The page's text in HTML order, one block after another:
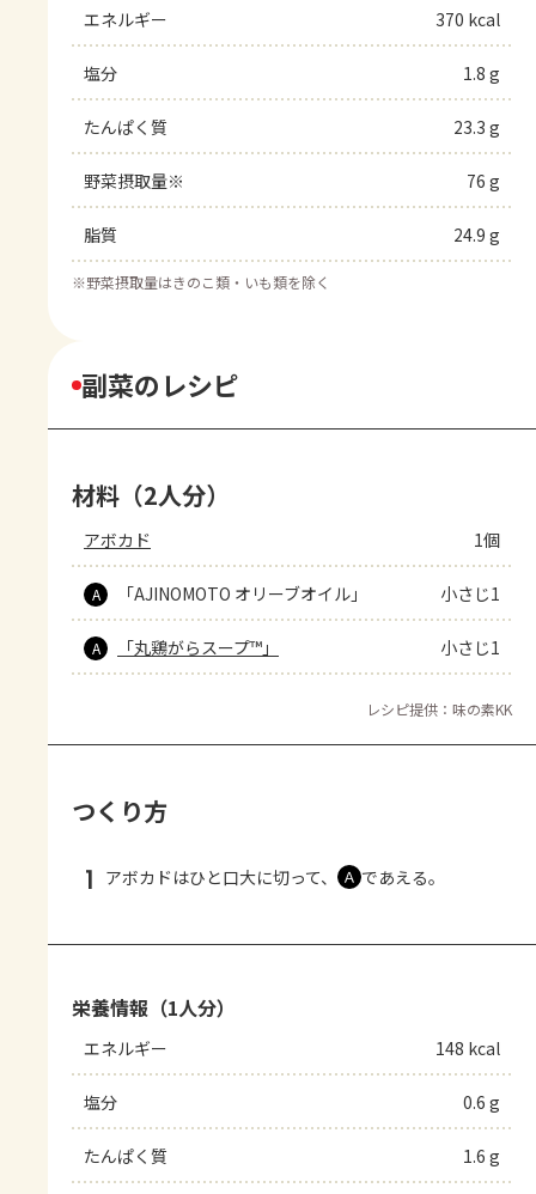
エネルギー 370 kcal
塩分 1.8 g
たんぱく質 23.3 g
野菜摂取量※ 76 g
脂質 24.9 g
※野菜摂取量はきのこ類・いも類を除く
副菜のレシピ
材料（2人分）
アボカド 1個
A 「AJINOMOTO オリーブオイル」 小さじ1
A 「丸鶏がらスープ™」 小さじ1
レシピ提供：味の素KK
つくり方
1 アボカドはひと口大に切って、 Ａ であえる。
栄養情報（1人分）
エネルギー 148 kcal
塩分 0.6 g
たんぱく質 1.6 g